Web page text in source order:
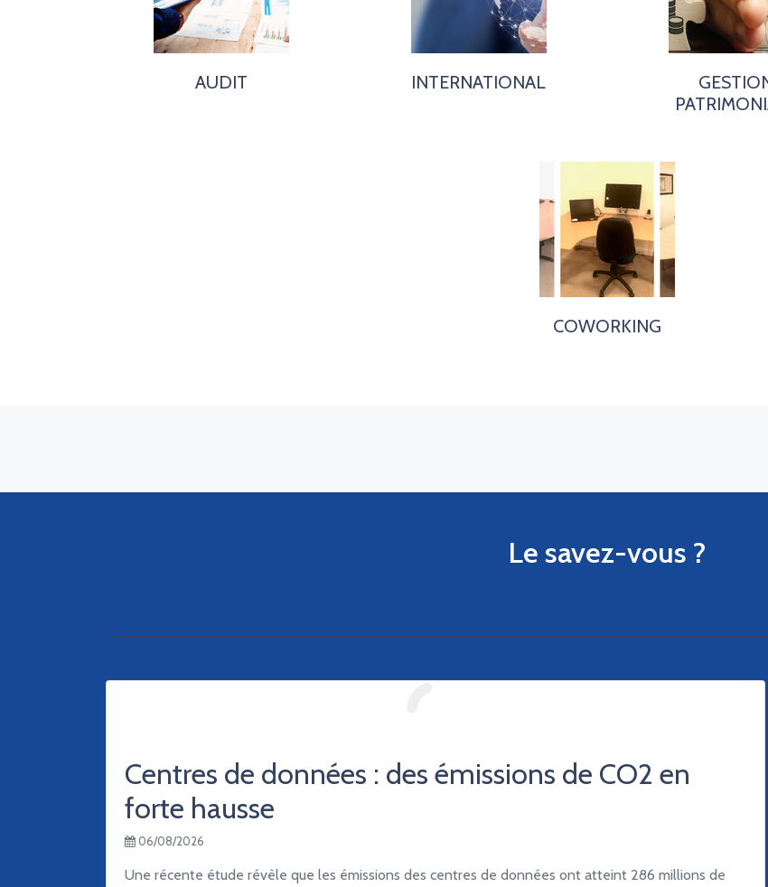
AUDIT INTERNATIONAL
COWORKING
Le savez-vous ?
Centres de données : des émissions de CO2 en
forte hausse
06/08/2026
Une récente étude révèle que les émissions des centres de données ont atteint 286 millions de